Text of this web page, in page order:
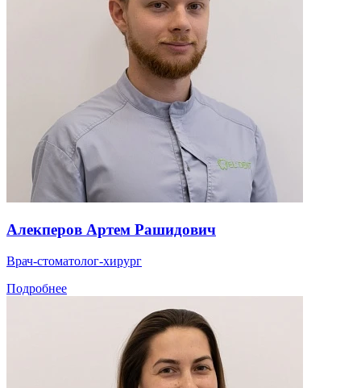
Алекперов Артем Рашидович
Врач-стоматолог-хирург
Подробнее